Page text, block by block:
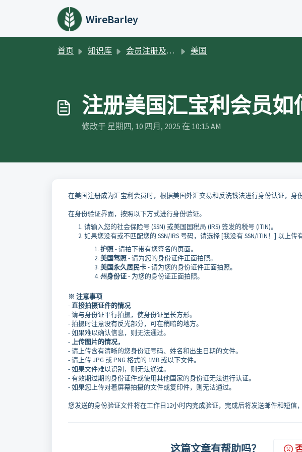
跳过至主要内容
WireBarley
首页 知识库 会员注册及身份认证 美国
注册美国汇宝利会员如
修改于 星期四, 10 四月, 2025 在 10:15 AM
在美国注册成为汇宝利会员时，根据美国外汇交易和反洗钱法进行身份认证，身
在身份验证界面，按照以下方式进行身份验证。
请输入您的社会保险号 (SSN) 或美国国税局 (IRS) 签发的税号 (ITIN)。
如果您没有或不匹配您的 SSN/IRS 号码，请选择 [我没有 SSN/ITIN！] 以上传
护照- 请拍下带有您签名的页面。
美国驾照- 请为您的身份证件正面拍照。
美国永久居民卡- 请为您的身份证件正面拍照。
州身份证- 为您的身份证正面拍照。
※ 注意事项
-直接拍摄证件的情况
- 请与身份证平行拍摄，使身份证呈长方形。
- 拍摄时注意没有反光部分，可在稍暗的地方。
- 如果难以确认信息，则无法通过。
-上传图片的情况，
- 请上传含有清晰的您身份证号码、姓名和出生日期的文件。
- 请上传 JPG 或 PNG 格式的 1MB 或以下文件。
- 如果文件难以识别，则无法通过。
- 有效期过期的身份证件或使用其他国家的身份证无法进行认证。
- 如果您上传对着屏幕拍摄的文件或复印件，则无法通过。
您发送的身份验证文件将在工作日12小时内完成验证，完成后将发送邮件和短信
这篇文章有帮助吗？